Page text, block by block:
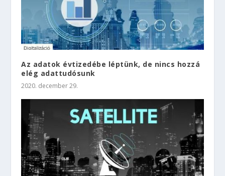
Az adatok évtizedébe léptünk, de nincs hozzá
elég adattudósunk
2020. december 29.